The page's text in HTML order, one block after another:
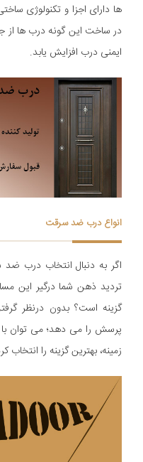
ها دارای اجزا و تکنولوژی
در ساخت این گونه درب ها از
ایمنی درب افزایش یابد.
انواع درب ضد سرقت
اگر به دنبال انتخاب درب
تردید ذهن شما درگیر این
گزینه است؟ بدون درنظر
پرسش را می دهد؛ می توان با
زمینه، بهترین گزینه را انتخاب